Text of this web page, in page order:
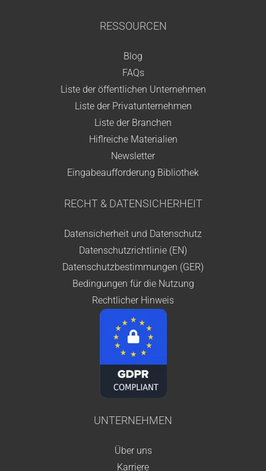
RESSOURCEN
Blog
FAQs
Liste der öffentlichen Unternehmen
Liste der Privatunternehmen
Liste der Branchen
Hiflreiche Materialien
Newsletter
Eingabeaufforderung Bibliothek
RECHT & DATENSICHERHEIT
Datensicherheit und Datenschutz
Datenschutzrichtlinie (EN)
Datenschutzbestimmungen (GER)
Bedingungen für die Nutzung
Rechtlicher Hinweis
UNTERNEHMEN
Über uns
Karriere